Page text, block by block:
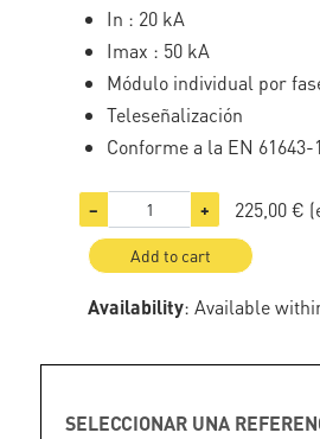
In : 20 kA
Imax : 50 kA
Módulo individual por
Teleseñalización
Conforme a la EN 61643-
− + 225,00 €
Add to cart
Availability: Available
SELECCIONAR UNA